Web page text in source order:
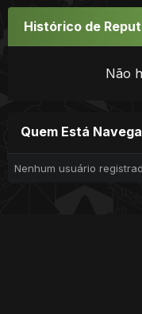
Histórico de
Não
Quem Está
Nenhum usuário